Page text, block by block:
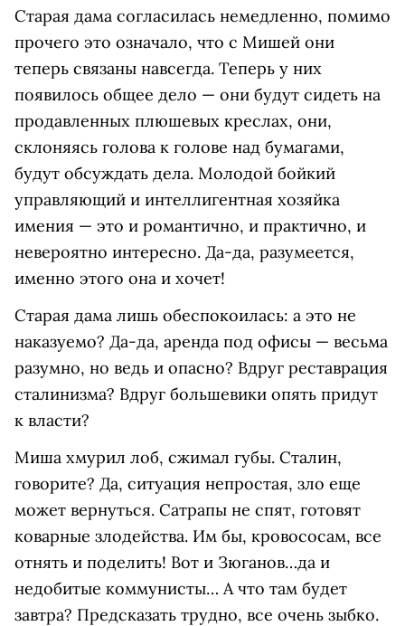
Старая дама согласилась немедленно, помимо
прочего это означало, что с Мишей они
теперь связаны навсегда. Теперь у них
появилось общее дело — они будут сидеть на
продавленных плюшевых креслах, они,
склоняясь голова к голове над бумагами,
будут обсуждать дела. Молодой бойкий
управляющий и интеллигентная хозяйка
имения — это и романтично, и практично, и
невероятно интересно. Да-да, разумеется,
именно этого она и хочет!
Старая дама лишь обеспокоилась: а это не
наказуемо? Да-да, аренда под офисы — весьма
разумно, но ведь и опасно? Вдруг реставрация
сталинизма? Вдруг большевики опять придут
к власти?
Миша хмурил лоб, сжимал губы. Сталин,
говорите? Да, ситуация непростая, зло еще
может вернуться. Сатрапы не спят, готовят
коварные злодейства. Им бы, кровососам, все
отнять и поделить! Вот и Зюганов…да и
недобитые коммунисты… А что там будет
завтра? Предсказать трудно, все очень зыбко.